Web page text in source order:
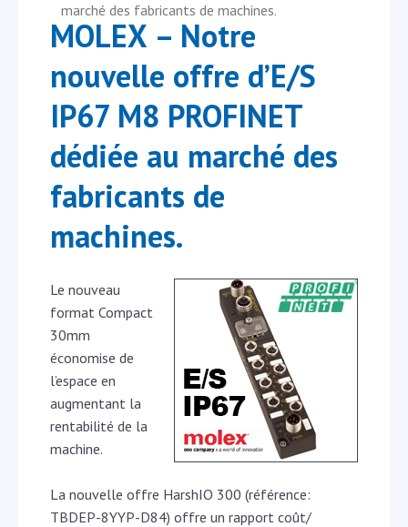
marché des fabricants de machines.
MOLEX – Notre
nouvelle offre d’E/S
IP67 M8 PROFINET
dédiée au marché des
fabricants de
machines.
Le nouveau
format Compact
30mm
économise de
l’espace en
augmentant la
rentabilité de la
machine.
La nouvelle offre HarshIO 300 (référence:
TBDEP-8YYP-D84) offre un rapport coût/